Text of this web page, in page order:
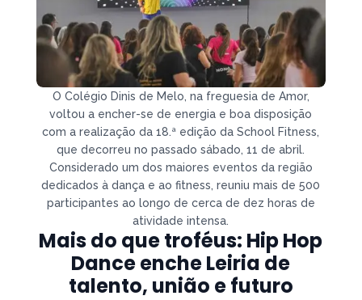
O Colégio Dinis de Melo, na freguesia de Amor,
voltou a encher-se de energia e boa disposição
com a realização da 18.ª edição da School Fitness,
que decorreu no passado sábado, 11 de abril.
Considerado um dos maiores eventos da região
dedicados à dança e ao fitness, reuniu mais de 500
participantes ao longo de cerca de dez horas de
atividade intensa.
Mais do que troféus: Hip Hop
Dance enche Leiria de
talento, união e futuro